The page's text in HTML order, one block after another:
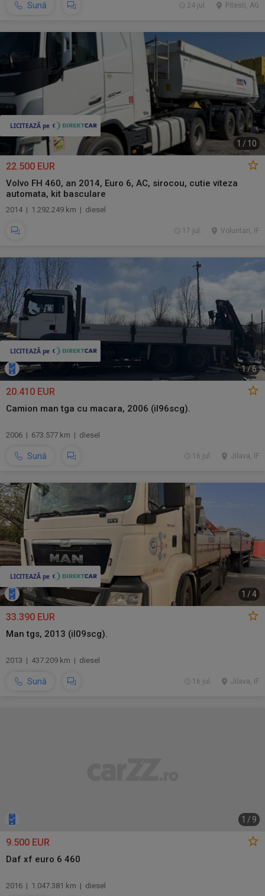
Sună Pitesti, AG
24 jul.
1 / 10
22.500 EUR
Volvo FH 460, an 2014, Euro 6, AC, sirocou, cutie viteza
automata, kit basculare
2014 | 1.292.249 km | diesel
Voluntari, IF
17 jul.
1/6
20.410 EUR
Camion man tga cu macara, 2006 (il96scg).
2006 | 673.577 km | diesel
Sună Jilava, IF
16 jul.
1 /4
33.390 EUR
Man tgs, 2013 (il09scg).
2013 | 437.209 km | diesel
Sună Jilava, IF
16 jul.
1 / 9
9.500 EUR
Daf xf euro 6 460
2016 | 1.047.381 km | diesel